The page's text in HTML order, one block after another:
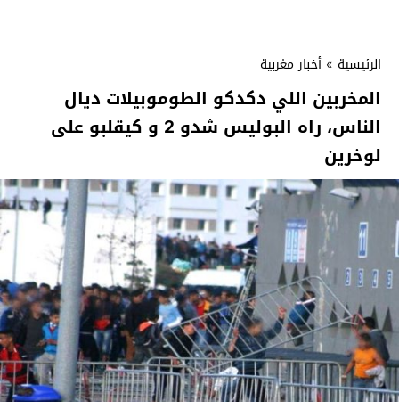
الرئيسية » أخبار مغربية
المخربين اللي دكدكو الطوموبيلات ديال
الناس، راه البوليس شدو 2 و كيقلبو على
لوخرين